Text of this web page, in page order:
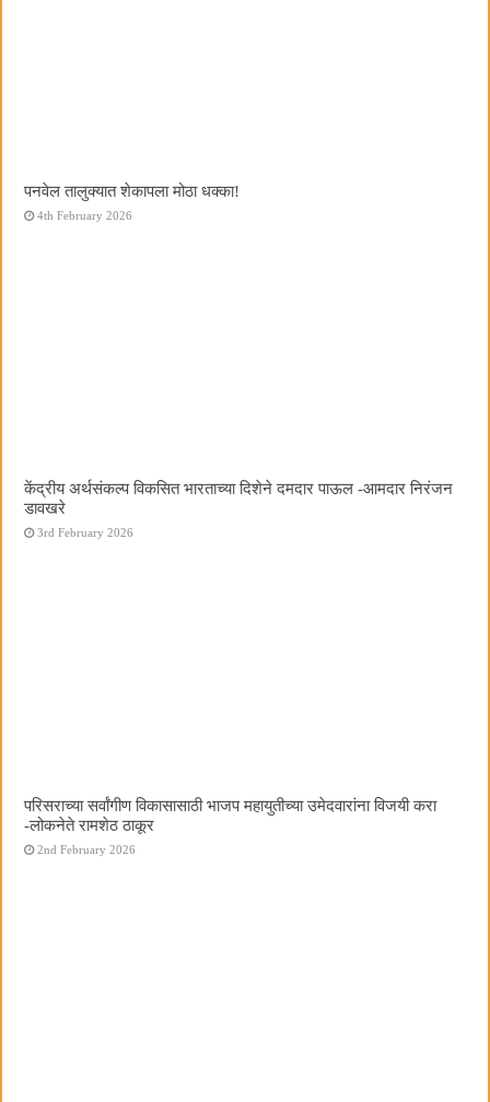
पनवेल तालुक्यात शेकापला मोठा धक्का!
4th February 2026
केंद्रीय अर्थसंकल्प विकसित भारताच्या दिशेने दमदार पाऊल -आमदार निरंजन
डावखरे
3rd February 2026
परिसराच्या सर्वांगीण विकासासाठी भाजप महायुतीच्या उमेदवारांना विजयी करा
-लोकनेते रामशेठ ठाकूर
2nd February 2026